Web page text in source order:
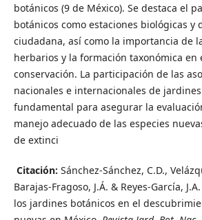
botánicos (9 de México). Se destaca el
botánicos como estaciones biológicas y
ciudadana, así como la importancia de
herbarios y la formación taxonómica en
conservación. La participación de las
nacionales e internacionales de
fundamental para asegurar la
manejo adecuado de las especies
de extinci
Citación: Sánchez-Sánchez, C.D.,
Barajas-Fragoso, J.Á. & Reyes-García,
los jardines botánicos en el